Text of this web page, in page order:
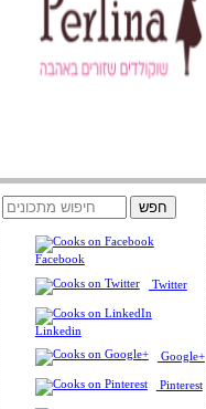
Facebook
Twitter
Linkedin
Google+
Pinterest